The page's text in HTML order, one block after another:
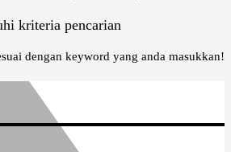
kriteria pencarian
dengan keyword yang anda masukkan!